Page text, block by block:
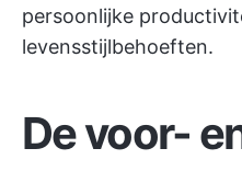
persoonlijke
levensstijlbehoeften.
De voor-